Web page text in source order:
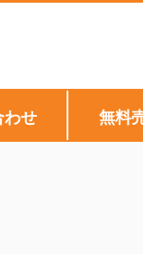
わせ 無料